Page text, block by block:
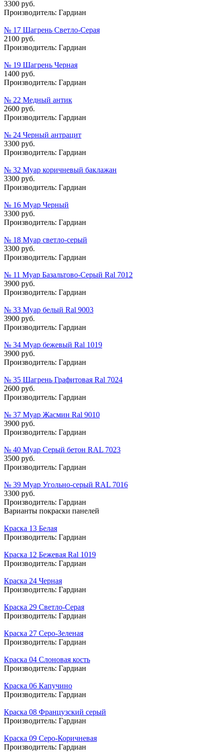
3300 руб.
Производитель: Гардиан
№ 17 Шагрень Светло-Серая
2100 руб.
Производитель: Гардиан
№ 19 Шагрень Черная
1400 руб.
Производитель: Гардиан
№ 22 Медный антик
2600 руб.
Производитель: Гардиан
№ 24 Черный антрацит
3300 руб.
Производитель: Гардиан
№ 32 Муар коричневый баклажан
3300 руб.
Производитель: Гардиан
№ 16 Муар Черный
3300 руб.
Производитель: Гардиан
№ 18 Муар cветло-cерый
3300 руб.
Производитель: Гардиан
№ 11 Муар Базальтово-Серый Ral 7012
3900 руб.
Производитель: Гардиан
№ 33 Муар белый Ral 9003
3900 руб.
Производитель: Гардиан
№ 34 Муар бежевый Ral 1019
3900 руб.
Производитель: Гардиан
№ 35 Шагрень Графитовая Ral 7024
2600 руб.
Производитель: Гардиан
№ 37 Муар Жасмин Ral 9010
3900 руб.
Производитель: Гардиан
№ 40 Муар Серый бетон RAL 7023
3500 руб.
Производитель: Гардиан
№ 39 Муар Угольно-серый RAL 7016
3300 руб.
Производитель: Гардиан
Варианты покраски панелей
Краска 13 Белая
Производитель: Гардиан
Краска 12 Бежевая Ral 1019
Производитель: Гардиан
Краска 24 Черная
Производитель: Гардиан
Краска 29 Светло-Серая
Производитель: Гардиан
Краска 27 Серо-Зеленая
Производитель: Гардиан
Краска 04 Слоновая кость
Производитель: Гардиан
Краска 06 Капучино
Производитель: Гардиан
Краска 08 Французский серый
Производитель: Гардиан
Краска 09 Серо-Коричневая
Производитель: Гардиан